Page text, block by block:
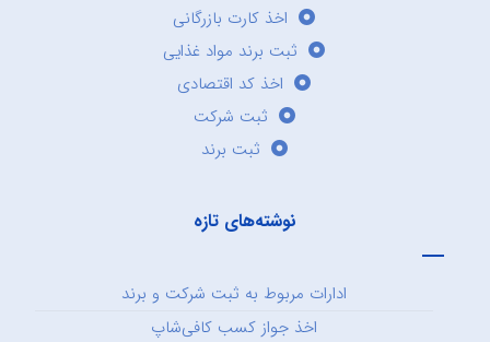
اخذ کارت بازرگانی
ثبت برند مواد غذایی
اخذ کد اقتصادی
ثبت شرکت
ثبت برند
نوشته‌های تازه
ادارات مربوط به ثبت شرکت و برند
اخذ جواز کسب کافی‌شاپ